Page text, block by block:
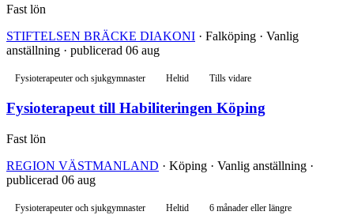
Fast lön
STIFTELSEN BRÄCKE DIAKONI · Falköping · Vanlig
anställning · publicerad 06 aug
Fysioterapeuter och sjukgymnaster Heltid Tills vidare
Fysioterapeut till Habiliteringen Köping
Fast lön
REGION VÄSTMANLAND · Köping · Vanlig anställning ·
publicerad 06 aug
Fysioterapeuter och sjukgymnaster Heltid 6 månader eller längre